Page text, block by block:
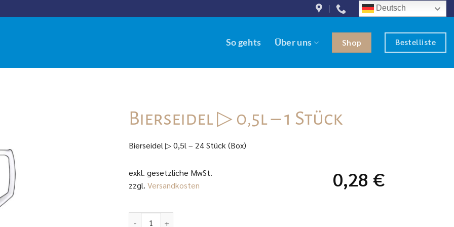
Deutsch
So gehts Über uns Shop Bestelliste
Bierseidel ▷ 0,5l – 1 Stück
Bierseidel ▷ 0,5l – 24 Stück (Box)
exkl. gesetzliche MwSt.
zzgl. Versandkosten 0,28 €